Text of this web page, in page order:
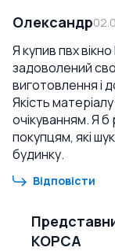
Олександр
Я купив пвх
задоволений
виготовлення і
Якість
очікуванням. Я
покупцям, які
будинку.
Відповісти
КОРСА